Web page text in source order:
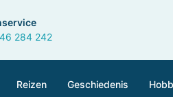
284 242
Reizen Geschiedenis